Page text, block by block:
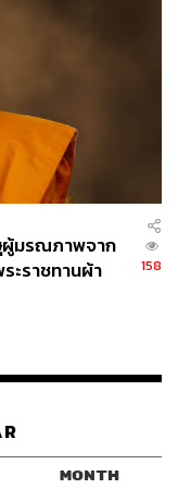
ผู้มรณภาพจาก
ะราชทานผ้า
158
MONTH